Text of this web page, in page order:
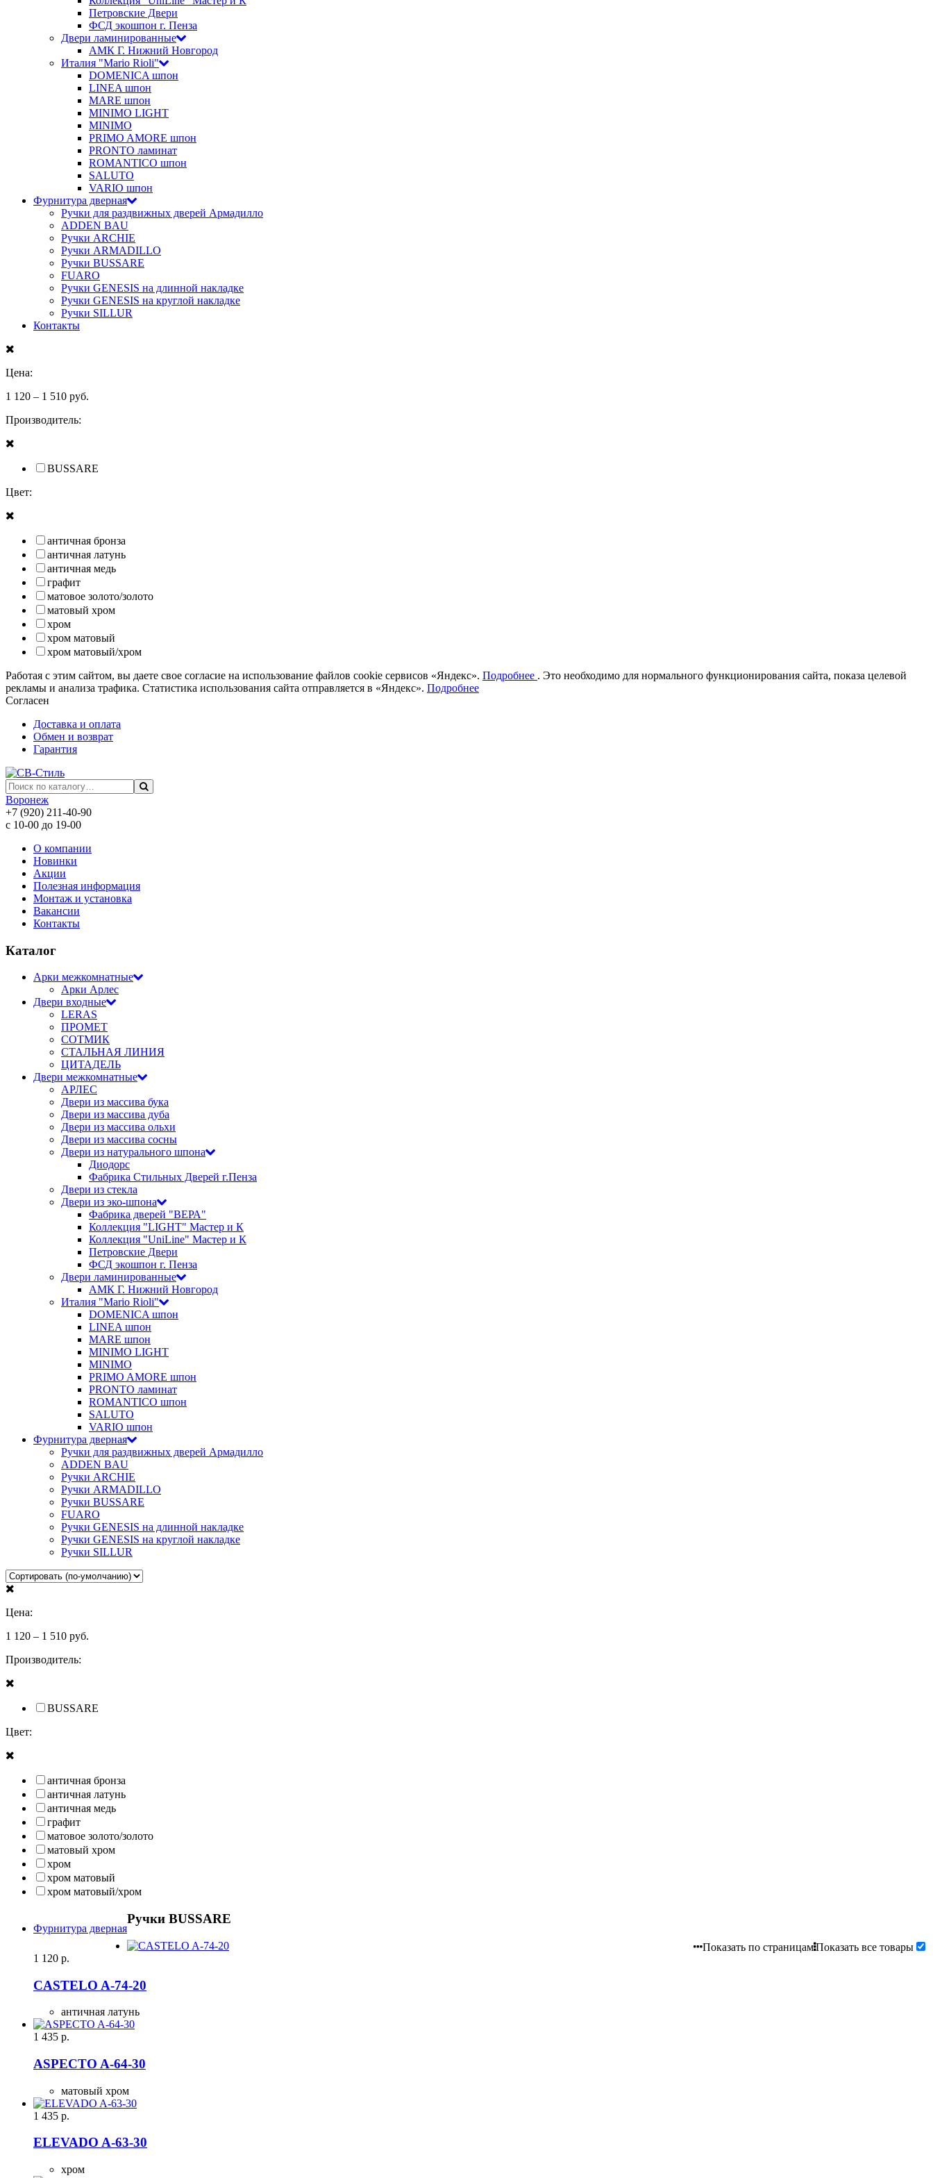
Петровские Двери
ФСД экошпон г. Пенза
Двери ламинированные
АМК Г. Нижний Новгород
Италия "Mario Rioli"
DOMENICA шпон
LINEA шпон
MARE шпон
MINIMO LIGHT
MINIMO
PRIMO AMORE шпон
PRONTO ламинат
ROMANTICO шпон
SALUTO
VARIO шпон
Фурнитура дверная
Ручки для раздвижных дверей Армадилло
ADDEN BAU
Ручки ARCHIE
Ручки ARMADILLO
Ручки BUSSARE
FUARO
Ручки GENESIS на длинной накладке
Ручки GENESIS на круглой накладке
Ручки SILLUR
Контакты
Цена:
1 120 – 1 510 руб.
Производитель:
BUSSARE
Цвет:
античная бронза
античная латунь
античная медь
графит
матовое золото/золото
матовый хром
хром
хром матовый
хром матовый/хром
Работая с этим сайтом, вы даете свое согласие на использование файлов cookie сервисов «Яндекс». Подробнее . Это необходимо для нормального функционирования сайта, показа целевой
рекламы и анализа трафика. Статистика использования сайта отправляется в «Яндекс». Подробнее
Согласен
Доставка и оплата
Обмен и возврат
Гарантия
Воронеж
+7 (920) 211-40-90
с 10-00 до 19-00
О компании
Новинки
Акции
Полезная информация
Монтаж и установка
Вакансии
Контакты
Каталог
Арки межкомнатные
Арки Арлес
Двери входные
LERAS
ПРОМЕТ
СОТМИК
СТАЛЬНАЯ ЛИНИЯ
ЦИТАДЕЛЬ
Двери межкомнатные
АРЛЕС
Двери из массива бука
Двери из массива дуба
Двери из массива ольхи
Двери из массива сосны
Двери из натурального шпона
Диодорс
Фабрика Стильных Дверей г.Пенза
Двери из стекла
Двери из эко-шпона
Фабрика дверей "ВЕРА"
Коллекция "LIGHT" Мастер и К
Коллекция "UniLine" Мастер и К
Петровские Двери
ФСД экошпон г. Пенза
Двери ламинированные
АМК Г. Нижний Новгород
Италия "Mario Rioli"
DOMENICA шпон
LINEA шпон
MARE шпон
MINIMO LIGHT
MINIMO
PRIMO AMORE шпон
PRONTO ламинат
ROMANTICO шпон
SALUTO
VARIO шпон
Фурнитура дверная
Ручки для раздвижных дверей Армадилло
ADDEN BAU
Ручки ARCHIE
Ручки ARMADILLO
Ручки BUSSARE
FUARO
Ручки GENESIS на длинной накладке
Ручки GENESIS на круглой накладке
Ручки SILLUR
Цена:
1 120 – 1 510 руб.
Производитель:
BUSSARE
Цвет:
античная бронза
античная латунь
античная медь
графит
матовое золото/золото
матовый хром
хром
хром матовый
хром матовый/хром
Фурнитура дверная
Ручки BUSSARE
Показать по страницамПоказать все товары
1 120 р.
CASTELO A-74-20
античная латунь
1 435 р.
ASPECTO A-64-30
матовый хром
1 435 р.
ELEVADO A-63-30
хром